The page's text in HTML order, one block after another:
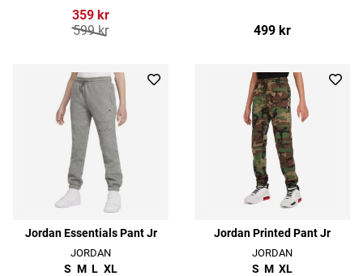
359 kr
599 kr
499 kr
Jordan Essentials Pant Jr
JORDAN
S M L XL
Jordan Printed Pant Jr
JORDAN
S M XL